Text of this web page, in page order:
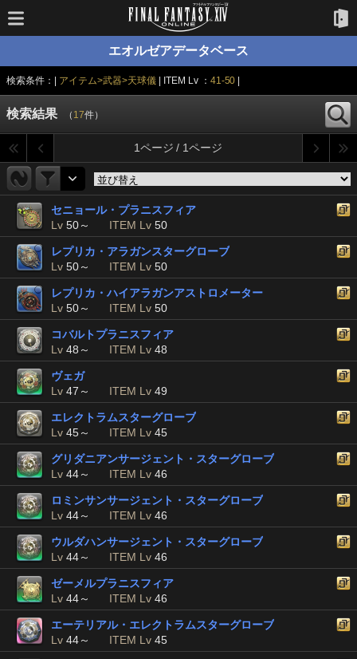
エオルゼアデータベース
検索条件：| アイテム>武器>天球儀 | ITEM Lv ： 41-50
検索結果 （ 17件）
1ページ / 1ページ
セニョール・プラニスフィア
Lv 50～ ITEM Lv 50
レプリカ・アラガンスターグローブ
Lv 50～ ITEM Lv 50
レプリカ・ハイアラガンアストロメーター
Lv 50～ ITEM Lv 50
コバルトプラニスフィア
Lv 48～ ITEM Lv 48
ヴェガ
Lv 47～ ITEM Lv 49
エレクトラムスターグローブ
Lv 45～ ITEM Lv 45
グリダニアンサージェント・スターグローブ
Lv 44～ ITEM Lv 46
ロミンサンサージェント・スターグローブ
Lv 44～ ITEM Lv 46
ウルダハンサージェント・スターグローブ
Lv 44～ ITEM Lv 46
ゼーメルプラニスフィア
Lv 44～ ITEM Lv 46
エーテリアル・エレクトラムスターグローブ
Lv 44～ ITEM Lv 45